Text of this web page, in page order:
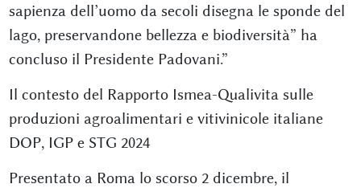
sapienza dell’uomo da secoli disegna le sponde del
lago, preservandone bellezza e biodiversità” ha
concluso il Presidente Padovani.”
Il contesto del Rapporto Ismea-Qualivita sulle
produzioni agroalimentari e vitivinicole italiane
DOP, IGP e STG 2024
Presentato a Roma lo scorso 2 dicembre, il